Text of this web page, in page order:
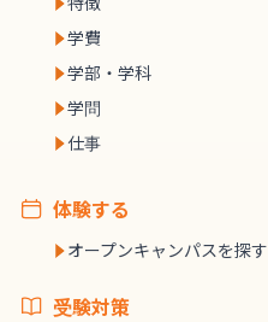
学費
学部・学科
学問
仕事
体験する
オープンキャンパスを探す
受験対策